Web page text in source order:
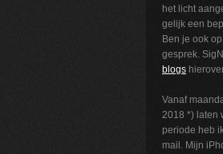
het licht
gelijk een
Ben je ook
gesprek.
blogs
Vanaf
2018 *) laten
periode heb
mail. Mijn